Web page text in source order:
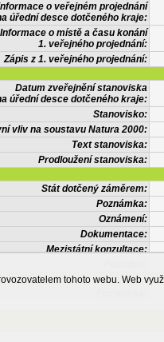
o veřejném projednání
úřední desce dotčeného kraje:
Informace o místě a času konání
1. veřejného projednání:
Zápis z 1. veřejného projednání:
Datum zveřejnění stanoviska
úřední desce dotčeného kraje:
Stanovisko:
vliv na soustavu Natura 2000:
Text stanoviska:
Prodloužení stanoviska:
Stát dotčený záměrem:
Poznámka:
Oznámení:
Dokumentace:
Mezistátní konzultace:
tohoto webu. Web